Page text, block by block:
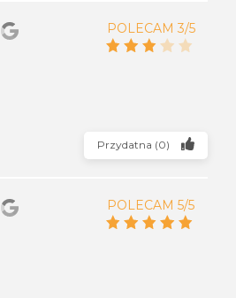
POLECAM 3/5
Przydatna (0)
POLECAM 5/5